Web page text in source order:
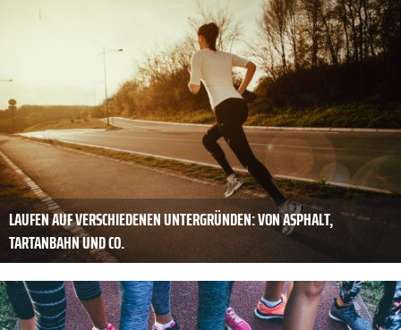
LAUFEN AUF VERSCHIEDENEN UNTERGRÜNDEN: VON ASPHALT,
TARTANBAHN UND CO.